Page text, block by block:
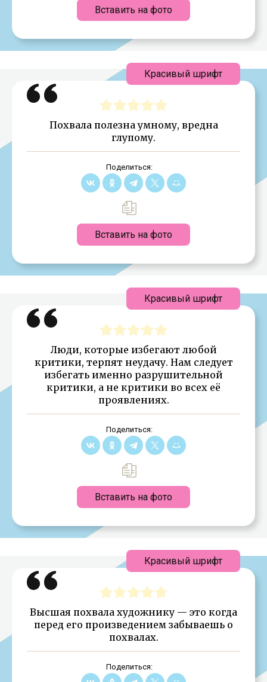
Вставить на фото
Похвала полезна умному, вредна
глупому.
Поделиться:
Вставить на фото
Красивый шрифт
Люди, которые избегают любой
критики, терпят неудачу. Нам следует
избегать именно разрушительной
критики, а не критики во всех её
проявлениях.
Поделиться:
Вставить на фото
Красивый шрифт
Высшая похвала художнику — это когда
перед его произведением забываешь о
похвалах.
Поделиться:
Красивый шрифт